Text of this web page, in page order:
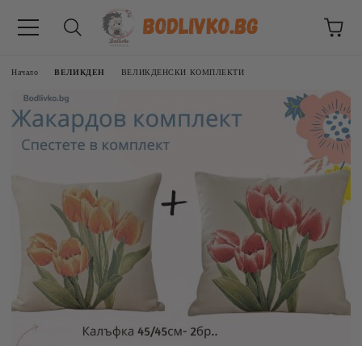
Начало ВЕЛИКДЕН ВЕЛИКДЕНСКИ КОМПЛЕКТИ